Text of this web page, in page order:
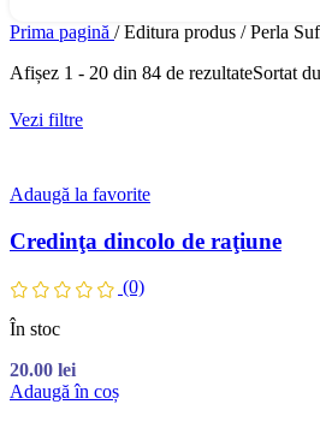
Prima pagină / Editura produs / Perla
Afișez 1 - 20 din 84 de rezultateSortat
Vezi filtre
Adaugă la favorite
Credinţa dincolo de raţiune
(0)
În stoc
20.00 lei
Adaugă în coș